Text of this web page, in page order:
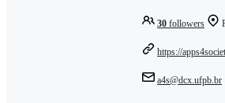
30 followers
https://
a4s@dcx.ufpb.br